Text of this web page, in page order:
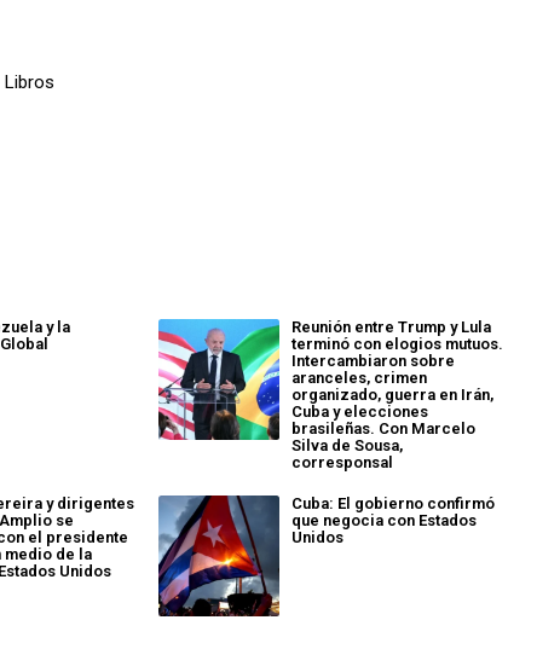
Libros
y la
Reunión entre Trump y Lula
terminó con elogios mutuos.
Intercambiaron sobre
aranceles, crimen
organizado, guerra en Irán,
Cuba y elecciones
brasileñas. Con Marcelo
Silva de Sousa,
corresponsal
y dirigentes
se
el presidente
medio de la
Unidos
Cuba: El gobierno confirmó
que negocia con Estados
Unidos